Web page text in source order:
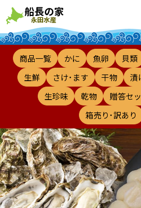
商品一覧 かに 魚卵 貝類
生鮮
さけ･ます 干物 漬
生珍味
乾物 贈答セ
箱売り･訳あり